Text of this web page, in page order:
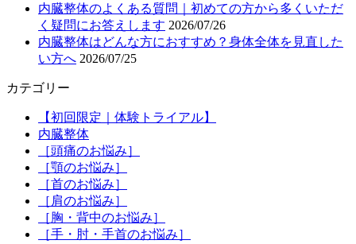
内臓整体のよくある質問｜初めての方から多くいただ
く疑問にお答えします 2026/07/26
内臓整体はどんな方におすすめ？身体全体を見直した
い方へ 2026/07/25
カテゴリー
【初回限定｜体験トライアル】
内臓整体
［頭痛のお悩み］
［顎のお悩み］
［首のお悩み］
［肩のお悩み］
［胸・背中のお悩み］
［手・肘・手首のお悩み］